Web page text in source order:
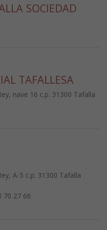
SOCIEDAD
TAFALLESA
nave 16 c.p. 31300 Tafalla
A-5 c.p. 31300 Tafalla
70 27 66